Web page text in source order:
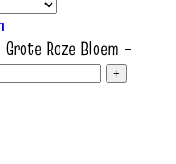
Roze Bloem –